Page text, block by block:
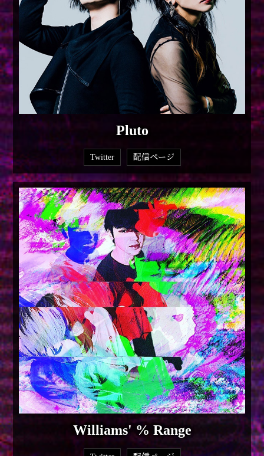
Pluto
Twitter 配信ページ
Williams' % Range